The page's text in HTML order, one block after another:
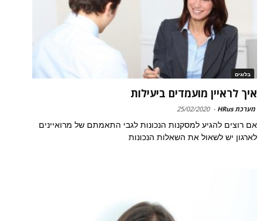
בלוגים
איך לראיין מועמדים ביעילות
מערכת HRus -
25/02/2020
אם רוצים להגיע למסקנות הנכונות לגבי התאמתם של מרואיינים
לארגון יש לשאול את השאלות הנכונות